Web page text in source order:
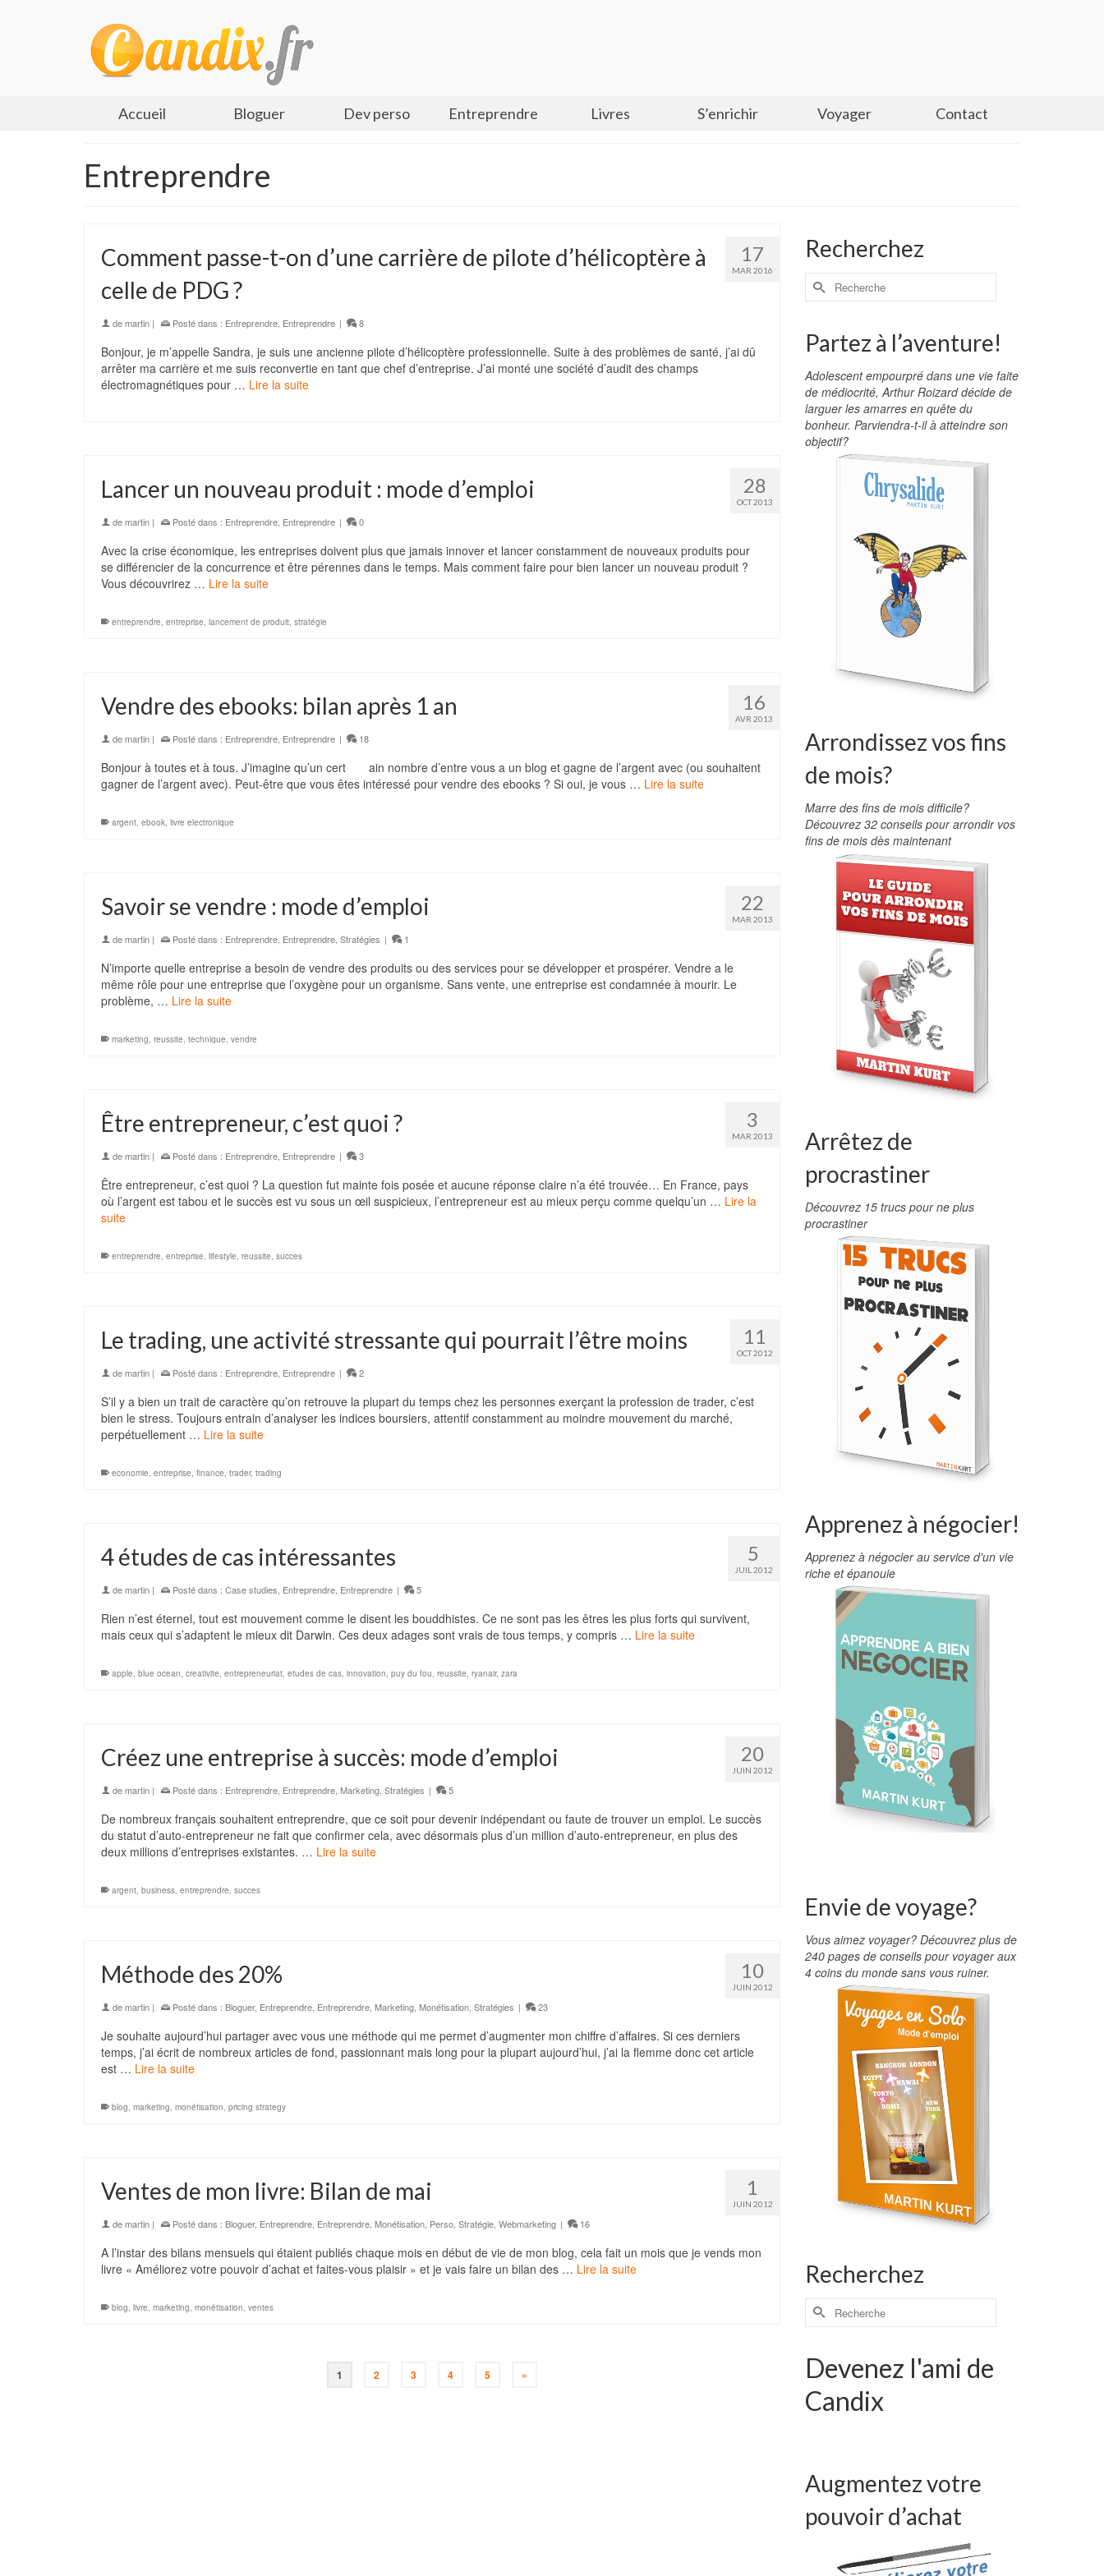
Accueil Bloguer Dev perso Entreprendre Livres S’enrichir Voyager Contact
Entreprendre
17
MAR 2016
Comment passe-t-on d’une carrière de pilote d’hélicoptère à
celle de PDG ?
demartin | Posté dans : Entreprendre Entreprendre | 8
Bonjour, je m’appelle Sandra, je suis une ancienne pilote d’hélicoptère professionnelle. Suite à des problèmes de santé, j’ai dû
arrêter ma carrière et me suis reconvertie en tant que chef d’entreprise. J’ai monté une société d’audit des champs
électromagnétiques pour … Lire la suite
28
OCT 2013
Lancer un nouveau produit : mode d’emploi
demartin | Posté dans : Entreprendre Entreprendre | 0
Avec la crise économique, les entreprises doivent plus que jamais innover et lancer constamment de nouveaux produits pour
se différencier de la concurrence et être pérennes dans le temps. Mais comment faire pour bien lancer un nouveau produit ?
Vous découvrirez … Lire la suite
entreprendre, entreprise, lancement de produit, stratégie
16
AVR 2013
Vendre des ebooks: bilan après 1 an
demartin | Posté dans : Entreprendre Entreprendre | 18
Bonjour à toutes et à tous. J’imagine qu’un cert ain nombre d’entre vous a un blog et gagne de l’argent avec (ou souhaitent
gagner de l’argent avec). Peut-être que vous êtes intéressé pour vendre des ebooks ? Si oui, je vous … Lire la suite
argent, ebook, livre electronique
22
MAR 2013
Savoir se vendre : mode d’emploi
demartin | Posté dans : Entreprendre Entreprendre Stratégies | 1
N’importe quelle entreprise a besoin de vendre des produits ou des services pour se développer et prospérer. Vendre a le
même rôle pour une entreprise que l’oxygène pour un organisme. Sans vente, une entreprise est condamnée à mourir. Le
problème, … Lire la suite
marketing, reussite, technique, vendre
3
MAR 2013
Être entrepreneur, c’est quoi ?
demartin | Posté dans : Entreprendre Entreprendre | 3
Être entrepreneur, c’est quoi ? La question fut mainte fois posée et aucune réponse claire n’a été trouvée… En France, pays
où l’argent est tabou et le succès est vu sous un œil suspicieux, l’entrepreneur est au mieux perçu comme quelqu’un … Lire la
suite
entreprendre, entreprise, lifestyle, reussite, succes
11
OCT 2012
Le trading, une activité stressante qui pourrait l’être moins
demartin | Posté dans : Entreprendre Entreprendre | 2
S’il y a bien un trait de caractère qu’on retrouve la plupart du temps chez les personnes exerçant la profession de trader, c’est
bien le stress. Toujours entrain d’analyser les indices boursiers, attentif constamment au moindre mouvement du marché,
perpétuellement … Lire la suite
economie, entreprise, finance, trader, trading
5
JUIL 2012
4 études de cas intéressantes
demartin | Posté dans : Case studies Entreprendre Entreprendre | 5
Rien n’est éternel, tout est mouvement comme le disent les bouddhistes. Ce ne sont pas les êtres les plus forts qui survivent,
mais ceux qui s’adaptent le mieux dit Darwin. Ces deux adages sont vrais de tous temps, y compris … Lire la suite
apple, blue ocean, creativite, entrepreneuriat, etudes de cas, innovation, puy du fou, reussite, ryanair, zara
20
JUIN 2012
Créez une entreprise à succès: mode d’emploi
demartin | Posté dans : Entreprendre Entreprendre Marketing Stratégies | 5
De nombreux français souhaitent entreprendre, que ce soit pour devenir indépendant ou faute de trouver un emploi. Le succès
du statut d’auto-entrepreneur ne fait que confirmer cela, avec désormais plus d’un million d’auto-entrepreneur, en plus des
deux millions d’entreprises existantes. … Lire la suite
argent, business, entreprendre, succes
10
JUIN 2012
Méthode des 20%
demartin | Posté dans : Bloguer, Entreprendre Entreprendre Marketing Monétisation Stratégies | 23
Je souhaite aujourd’hui partager avec vous une méthode qui me permet d’augmenter mon chiffre d’affaires. Si ces derniers
temps, j’ai écrit de nombreux articles de fond, passionnant mais long pour la plupart aujourd’hui, j’ai la flemme donc cet article
est … Lire la suite
blog, marketing, monétisation, pricing strategy
1
JUIN 2012
Ventes de mon livre: Bilan de mai
demartin | Posté dans : Bloguer, Entreprendre Entreprendre Monétisation Perso Stratégie Webmarketing | 16
A l’instar des bilans mensuels qui étaient publiés chaque mois en début de vie de mon blog, cela fait un mois que je vends mon
livre « Améliorez votre pouvoir d’achat et faites-vous plaisir » et je vais faire un bilan des … Lire la suite
blog, livre, marketing, monétisation, ventes
1 2 3 4 5 »
Recherchez
Partez à l’aventure!
Adolescent empourpré dans une vie faite
de médiocrité, Arthur Roizard décide de
larguer les amarres en quête du
bonheur. Parviendra-t-il à atteindre son
objectif?
Arrondissez vos fins
de mois?
Marre des fins de mois difficile?
Découvrez 32 conseils pour arrondir vos
fins de mois dès maintenant
Arrêtez de
procrastiner
Découvrez 15 trucs pour ne plus
procrastiner
Apprenez à négocier!
Apprenez à négocier au service d'un vie
riche et épanouie
Envie de voyage?
Vous aimez voyager? Découvrez plus de
240 pages de conseils pour voyager aux
4 coins du monde sans vous ruiner.
Recherchez
Devenez l'ami de
Candix
Augmentez votre
pouvoir d’achat